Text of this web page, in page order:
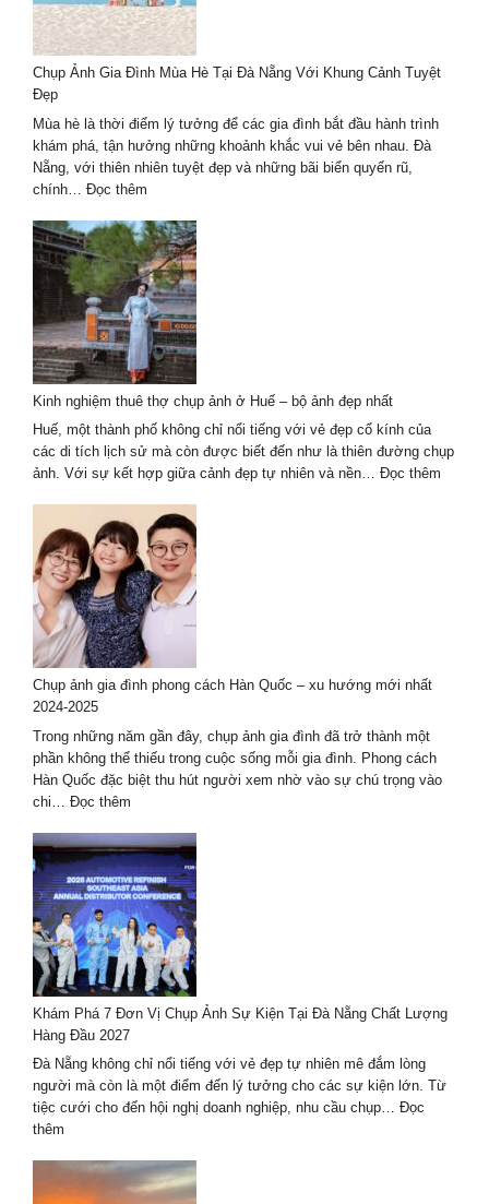
Chụp Ảnh Gia Đình Mùa Hè Tại Đà Nẵng Với Khung Cảnh Tuyệt
Đẹp
Mùa hè là thời điểm lý tưởng để các gia đình bắt đầu hành trình
khám phá, tận hưởng những khoảnh khắc vui vẻ bên nhau. Đà
Nẵng, với thiên nhiên tuyệt đẹp và những bãi biển quyến rũ,
chính… Đọc thêm
Ảnh
Gia
Đình
Mùa
Hè
Tại
Đà
Nẵng
Với
Khung
Cảnh
Tuyệt
Kinh nghiệm thuê thợ chụp ảnh ở Huế – bộ ảnh đẹp nhất
Huế, một thành phố không chỉ nổi tiếng với vẻ đẹp cổ kính của
các di tích lịch sử mà còn được biết đến như là thiên đường chụp
ảnh. Với sự kết hợp giữa cảnh đẹp tự nhiên và nền… Đọc thêm
Chụp ảnh gia đình phong cách Hàn Quốc – xu hướng mới nhất
2024-2025
Trong những năm gần đây, chụp ảnh gia đình đã trở thành một
phần không thể thiếu trong cuộc sống mỗi gia đình. Phong cách
Hàn Quốc đặc biệt thu hút người xem nhờ vào sự chú trọng vào
chi… Đọc thêm
ảnh
gia
đình
phong
cách
Hàn
Quốc
–
xu
mới
nhất
2024-
Khám Phá 7 Đơn Vị Chụp Ảnh Sự Kiện Tại Đà Nẵng Chất Lượng
Hàng Đầu 2027
Đà Nẵng không chỉ nổi tiếng với vẻ đẹp tự nhiên mê đắm lòng
người mà còn là một điểm đến lý tưởng cho các sự kiện lớn. Từ
tiệc cưới cho đến hội nghị doanh nghiệp, nhu cầu chụp… Đọc
thêm
Phá
7